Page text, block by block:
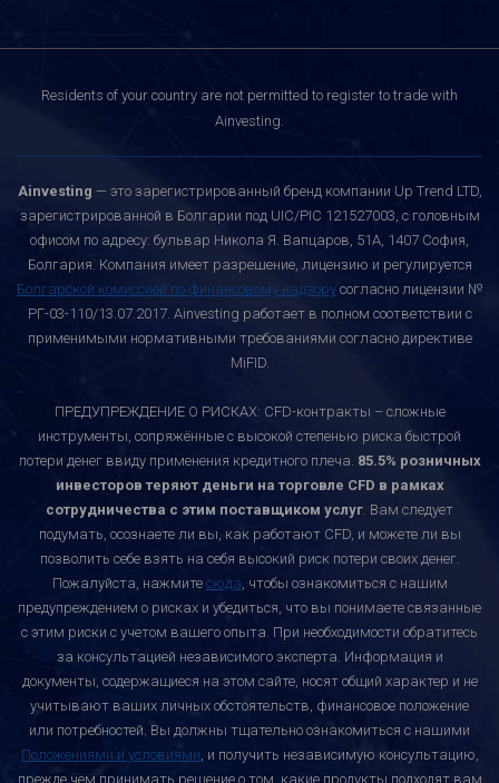
Residents of your country are not permitted to register to trade with
Ainvesting.
Ainvesting — это зарегистрированный бренд компании Up Trend LTD,
зарегистрированной в Болгарии под UIC/PIC 121527003, с головным
офисом по адресу: бульвар Никола Я. Вапцаров, 51A, 1407 София,
Болгария. Компания имеет разрешение, лицензию и регулируется
Болгарской комиссией по финансовому надзору согласно лицензии №
РГ-03-110/13.07.2017. Ainvesting работает в полном соответствии с
применимыми нормативными требованиями согласно директиве
MiFID.
ПРЕДУПРЕЖДЕНИЕ О РИСКАХ: CFD-контракты – сложные
инструменты, сопряжённые с высокой степенью риска быстрой
потери денег ввиду применения кредитного плеча. 85.5% розничных
инвесторов теряют деньги на торговле CFD в рамках
сотрудничества с этим поставщиком услуг. Вам следует
подумать, осознаете ли вы, как работают CFD, и можете ли вы
позволить себе взять на себя высокий риск потери своих денег.
Пожалуйста, нажмите сюда, чтобы ознакомиться с нашим
предупреждением о рисках и убедиться, что вы понимаете связанные
с этим риски с учетом вашего опыта. При необходимости обратитесь
за консультацией независимого эксперта. Информация и
документы, содержащиеся на этом сайте, носят общий характер и не
учитывают ваших личных обстоятельств, финансовое положение
или потребностей. Вы должны тщательно ознакомиться с нашими
Положениями и условиями, и получить независимую консультацию,
прежде чем принимать решение о том, какие продукты подходят вам